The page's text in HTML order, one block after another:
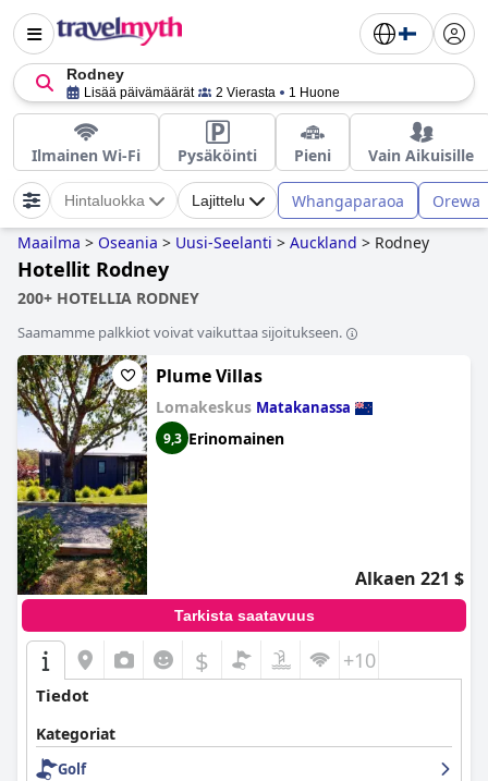
Rodney
Lisää päivämäärät 2 Vierasta 1 Huone
Ilmainen Wi-Fi Pysäköinti Pieni Vain Aikuisille
Hintaluokka Lajittelu Whangaparaoa Orewa
Maailma > Oseania > Uusi-Seelanti > Auckland > Rodney
Hotellit Rodney
200+ HOTELLIA RODNEY
Saamamme palkkiot voivat vaikuttaa sijoitukseen.
Plume Villas
Lomakeskus Matakanassa
9,3 Erinomainen
Alkaen 221 $
Tarkista saatavuus
$ +10
Tiedot
Kategoriat
Golf